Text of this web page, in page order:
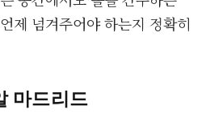
제 넘겨주어야 하는지 정확히
마드리드